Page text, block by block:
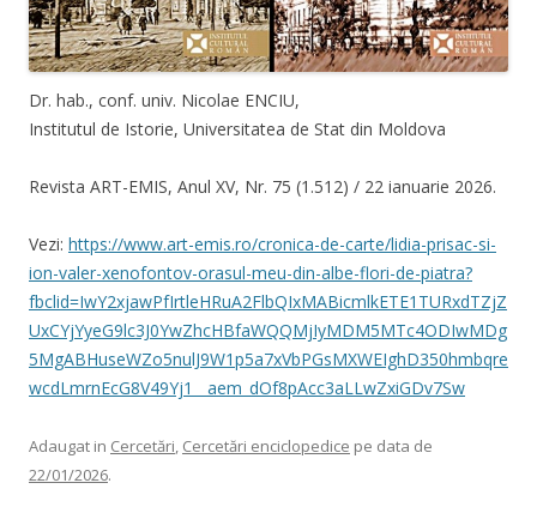
Dr. hab., conf. univ. Nicolae ENCIU,
Institutul de Istorie, Universitatea de Stat din Moldova
Revista ART-EMIS, Anul XV, Nr. 75 (1.512) / 22 ianuarie 2026.
Vezi: https://www.art-emis.ro/cronica-de-carte/lidia-prisac-si-
ion-valer-xenofontov-orasul-meu-din-albe-flori-de-piatra?
fbclid=IwY2xjawPfIrtleHRuA2FlbQIxMABicmlkETE1TURxdTZjZ
UxCYjYyeG9lc3J0YwZhcHBfaWQQMjIyMDM5MTc4ODIwMDg
5MgABHuseWZo5nulJ9W1p5a7xVbPGsMXWEIghD350hmbqre
wcdLmrnEcG8V49Yj1__aem_dOf8pAcc3aLLwZxiGDv7Sw
Adaugat in Cercetări, Cercetări enciclopedice pe data de
22/01/2026.